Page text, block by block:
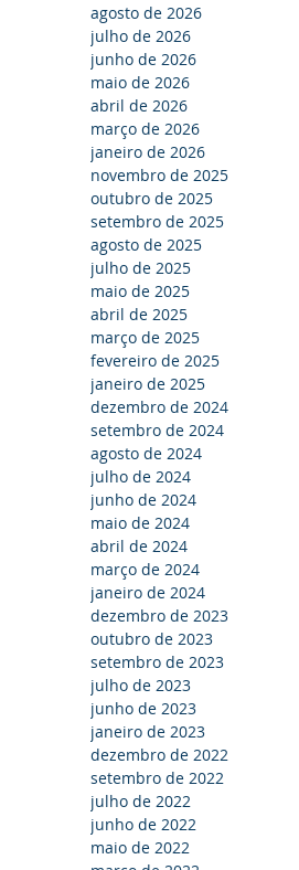
agosto de 2026
julho de 2026
junho de 2026
maio de 2026
abril de 2026
março de 2026
janeiro de 2026
novembro de 2025
outubro de 2025
setembro de 2025
agosto de 2025
julho de 2025
maio de 2025
abril de 2025
março de 2025
fevereiro de 2025
janeiro de 2025
dezembro de 2024
setembro de 2024
agosto de 2024
julho de 2024
junho de 2024
maio de 2024
abril de 2024
março de 2024
janeiro de 2024
dezembro de 2023
outubro de 2023
setembro de 2023
julho de 2023
junho de 2023
janeiro de 2023
dezembro de 2022
setembro de 2022
julho de 2022
junho de 2022
maio de 2022